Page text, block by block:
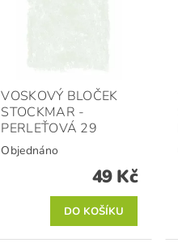
VOSKOVÝ BLOČEK
STOCKMAR -
PERLEŤOVÁ 29
Objednáno
49 Kč